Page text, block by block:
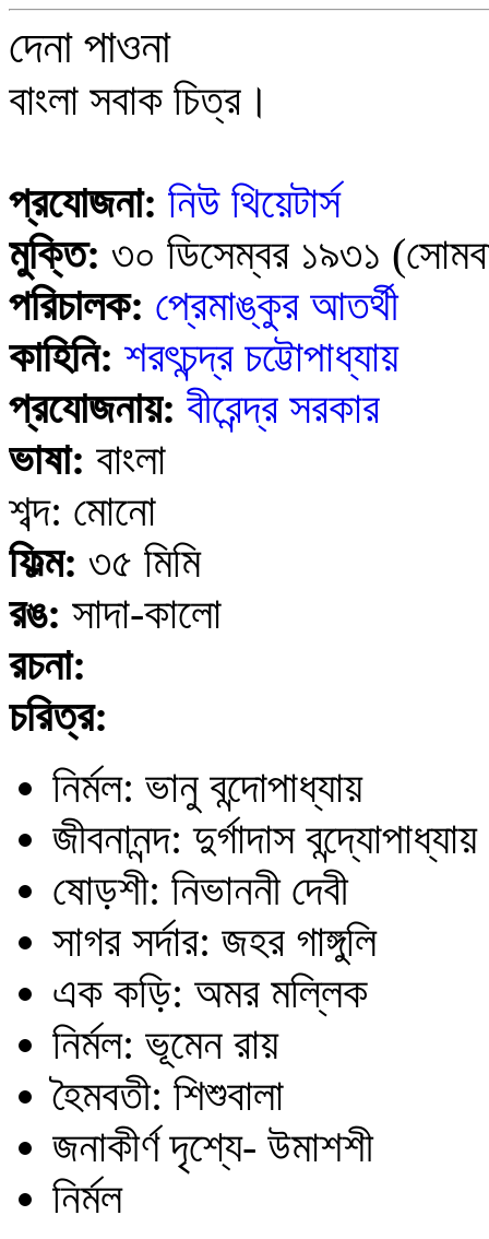
দেনা পাওনা
বাংলা সবাক চিত্র।
প্রযোজনা: নিউ থিয়েটার্স
মুক্তি: ৩০ ডিসেম্বর ১৯৩১
পরিচালক: প্রেমাঙ্কুর আতর্থী
কাহিনি: শরৎচন্দ্র চট্টোপাধ্যায়
প্রযোজনায়: বীরেন্দ্র সরকার
ভাষা: বাংলা
শব্দ: মোনো
ফিল্ম: ৩৫ মিমি
রঙ: সাদা-কালো
রচনা:
চরিত্র:
নির্মল: ভানু বন্দোপাধ্যায়
জীবনানন্দ: দুর্গাদাস বন্দ্যোপাধ্যায়
ষোড়শী: নিভাননী দেবী
সাগর সর্দার: জহর গাঙ্গুলি
এক কড়ি: অমর মল্লিক
নির্মল: ভূমেন রায়
হৈমবতী: শিশুবালা
জনাকীর্ণ দৃশ্যে- উমাশশী
নির্মল